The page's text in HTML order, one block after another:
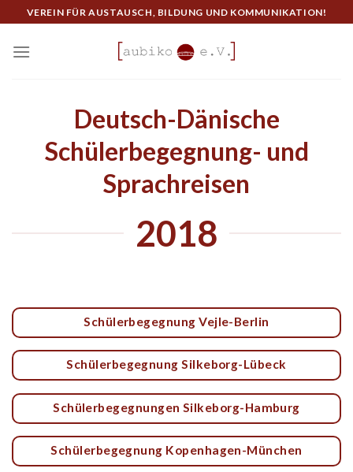
to
content
VEREIN FÜR AUSTAUSCH, BILDUNG UND KOMMUNIKATION!
Deutsch-Dänische
Schülerbegegnung- und
Sprachreisen
2018
Schülerbegegnung Vejle-Berlin
Schülerbegegnung Silkeborg-Lübeck
Schülerbegegnungen Silkeborg-Hamburg
Schülerbegegnung Kopenhagen-München